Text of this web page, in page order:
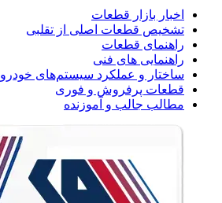
اخبار بازار قطعات
تشخیص قطعات اصلی از تقلبی
راهنمای قطعات
راهنمایی های فنی
ساختار و عملکرد سیستم‌های خودرو
قطعات پرفروش و فوری
مطالب جالب و آموزنده